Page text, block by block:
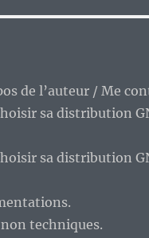
de l’auteur / Me
sa distribution
sa distribution
techniques.